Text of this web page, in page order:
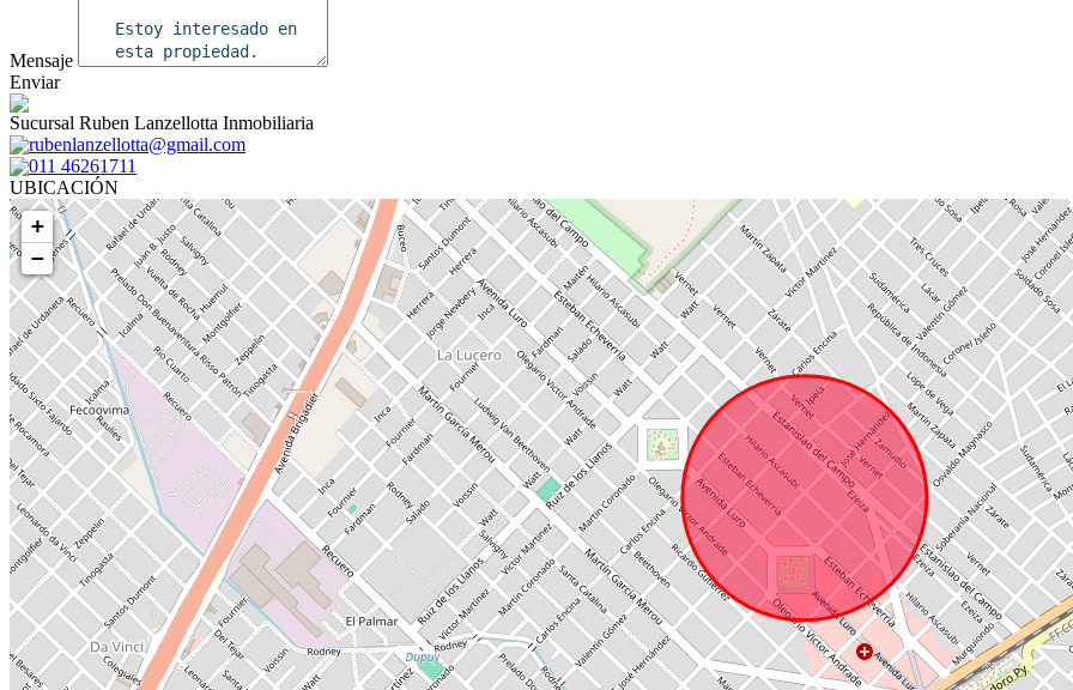
Mensaje
Enviar
Sucursal Ruben Lanzellotta Inmobiliaria
rubenlanzellotta@gmail.com
011 46261711
UBICACIÓN
+
−